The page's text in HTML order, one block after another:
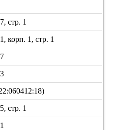
стр. 1
корп. 1, стр. 1
стр. 1